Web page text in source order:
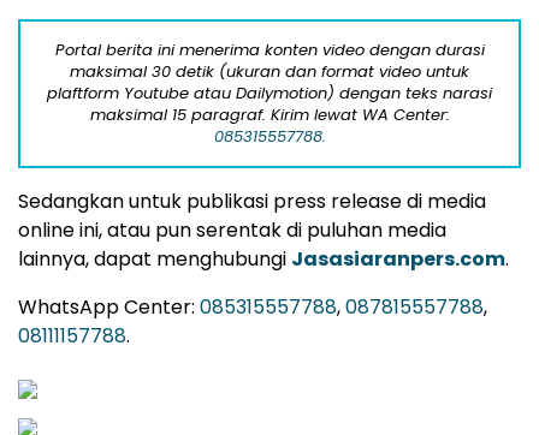
Portal berita ini menerima konten video dengan durasi
maksimal 30 detik (ukuran dan format video untuk
plaftform Youtube atau Dailymotion) dengan teks narasi
maksimal 15 paragraf. Kirim lewat WA Center:
085315557788.
Sedangkan untuk publikasi press release di media
online ini, atau pun serentak di puluhan media
lainnya, dapat menghubungi Jasasiaranpers.com.
WhatsApp Center: 085315557788,087815557788,
08111157788.